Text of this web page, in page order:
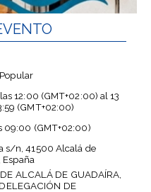
12:00 (GMT+02:00) al13
(GMT+02:00)
09:00 (GMT+02:00)
s/n, 41500 Alcalá de
España
ALCALÁ DE GUADAÍRA,
DE